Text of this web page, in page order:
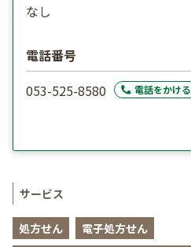
なし
電話番号
053-525-8580
電話をかける
サービス
処方せん
電子処方せん